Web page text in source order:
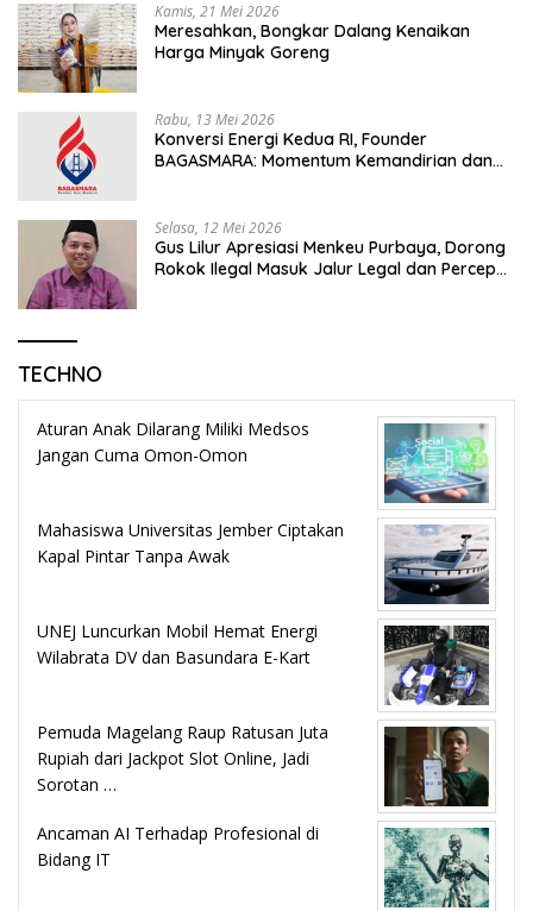
Kamis, 21 Mei 2026
Meresahkan, Bongkar Dalang Kenaikan
Harga Minyak Goreng
Rabu, 13 Mei 2026
Konversi Energi Kedua RI, Founder
BAGASMARA: Momentum Kemandirian dan
Selasa, 12 Mei 2026
Gus Lilur Apresiasi Menkeu Purbaya, Dorong
Rokok Ilegal Masuk Jalur Legal dan Percepat
TECHNO
Aturan Anak Dilarang Miliki Medsos
Jangan Cuma Omon-Omon
Mahasiswa Universitas Jember Ciptakan
Kapal Pintar Tanpa Awak
UNEJ Luncurkan Mobil Hemat Energi
Wilabrata DV dan Basundara E-Kart
Pemuda Magelang Raup Ratusan Juta
Rupiah dari Jackpot Slot Online, Jadi
Sorotan …
Ancaman AI Terhadap Profesional di
Bidang IT